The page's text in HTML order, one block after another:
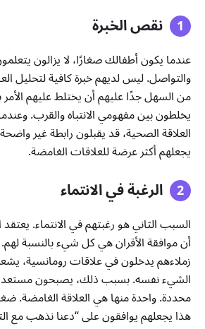
نقص الخبرة
عندما يكون أطفالك صغارًا، لا يزالون
والتواصل. ليس لديهم خبرة كافية لتحليل
من السهل جدًا عليهم أن يختلط عليهم
يخلطون بين مفهومي الانتباه والقرب.
العلاقة الصحية، قد يقبلون رابطة غير
يجعلهم أكثر عرضة للعلاقات الغامضة.
الرغبة في الانتماء
السبب الثاني هو رغبتهم في الانتماء.
أن موافقة الأقران هي كل شيء بالنسبة
زملاءهم يدخلون في علاقات رومانسية،
الشيء نفسه. بسبب ذلك، يصبحون
محددة. واحدة منها هي العلاقة الغامضة.
هذا يجعلهم يوافقون على “دعنا نذهب مع